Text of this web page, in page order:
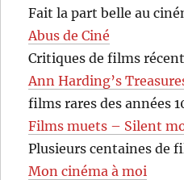
Fait la part belle au
Abus de Ciné
Critiques de films
Ann Harding’s
films rares des années
Films muets – Silent
Plusieurs centaines de
Mon cinéma à moi